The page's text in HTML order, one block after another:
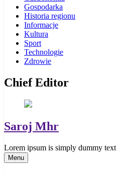
Gospodarka
Historia regionu
Informacje
Kultura
Sport
Technologie
Zdrowie
Chief Editor
Saroj Mhr
Lorem ipsum is simply dummy text
Menu